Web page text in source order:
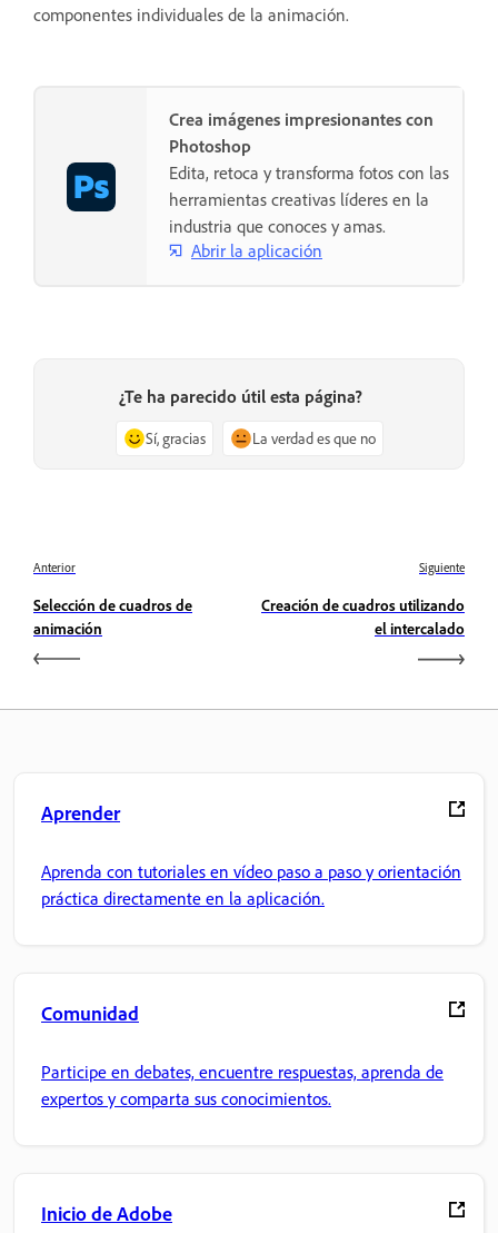
componentes individuales de la animación.
Crea imágenes impresionantes con
Photoshop
Edita, retoca y transforma fotos con las
herramientas creativas líderes en la
industria que conoces y amas.
Abrir la aplicación
¿Te ha parecido útil esta página?
Sí, gracias La verdad es que no
Anterior
Selección de cuadros de
animación
Siguiente
Creación de cuadros utilizando
el intercalado
Aprender
Aprenda con tutoriales en vídeo paso a paso y orientación
práctica directamente en la aplicación.
Comunidad
Participe en debates, encuentre respuestas, aprenda de
expertos y comparta sus conocimientos.
Inicio de Adobe